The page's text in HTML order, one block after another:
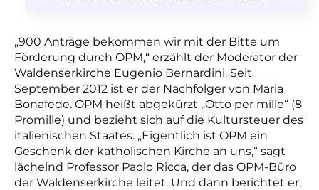
„900 Anträge bekommen wir mit der Bitte um
Förderung durch OPM,“ erzählt der Moderator der
Waldenserkirche Eugenio Bernardini. Seit
September 2012 ist er der Nachfolger von Maria
Bonafede. OPM heißt abgekürzt „Otto per mille“ (8
Promille) und bezieht sich auf die Kultursteuer des
italienischen Staates. „Eigentlich ist OPM ein
Geschenk der katholischen Kirche an uns,“ sagt
lächelnd Professor Paolo Ricca, der das OPM-Büro
der Waldenserkirche leitet. Und dann berichtet er,